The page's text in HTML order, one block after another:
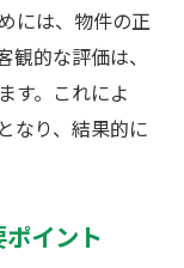
には、物件の正
的な評価は、
す。これによ
なり、結果的に
イント